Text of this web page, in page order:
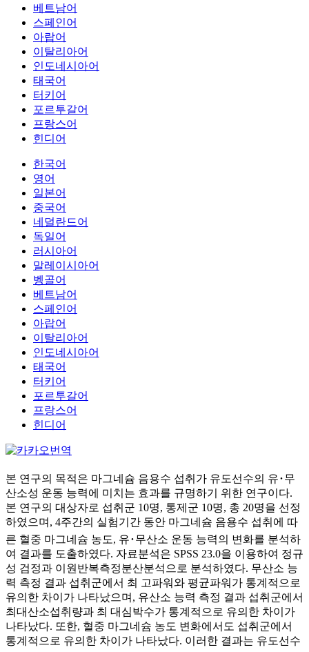
베트남어
스페인어
아랍어
이탈리아어
인도네시아어
태국어
터키어
포르투갈어
프랑스어
힌디어
한국어
영어
일본어
중국어
네덜란드어
독일어
러시아어
말레이시아어
벵골어
베트남어
스페인어
아랍어
이탈리아어
인도네시아어
태국어
터키어
포르투갈어
프랑스어
힌디어
본 연구의 목적은 마그네슘 음용수 섭취가 유도선수의 유･무
산소성 운동 능력에 미치는 효과를 규명하기 위한 연구이다.
본 연구의 대상자로 섭취군 10명, 통제군 10명, 총 20명을 선정
하였으며, 4주간의 실험기간 동안 마그네슘 음용수 섭취에 따
른 혈중 마그네슘 농도, 유･무산소 운동 능력의 변화를 분석하
여 결과를 도출하였다. 자료분석은 SPSS 23.0을 이용하여 정규
성 검정과 이원반복측정분산분석으로 분석하였다. 무산소 능
력 측정 결과 섭취군에서 최 고파워와 평균파워가 통계적으로
유의한 차이가 나타났으며, 유산소 능력 측정 결과 섭취군에서
최대산소섭취량과 최 대심박수가 통계적으로 유의한 차이가
나타났다. 또한, 혈중 마그네슘 농도 변화에서도 섭취군에서
통계적으로 유의한 차이가 나타났다. 이러한 결과는 유도선수